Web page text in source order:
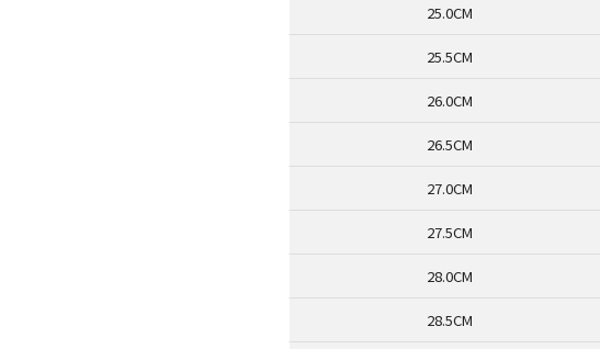
25.0CM
25.5CM
26.0CM
26.5CM
27.0CM
27.5CM
28.0CM
28.5CM